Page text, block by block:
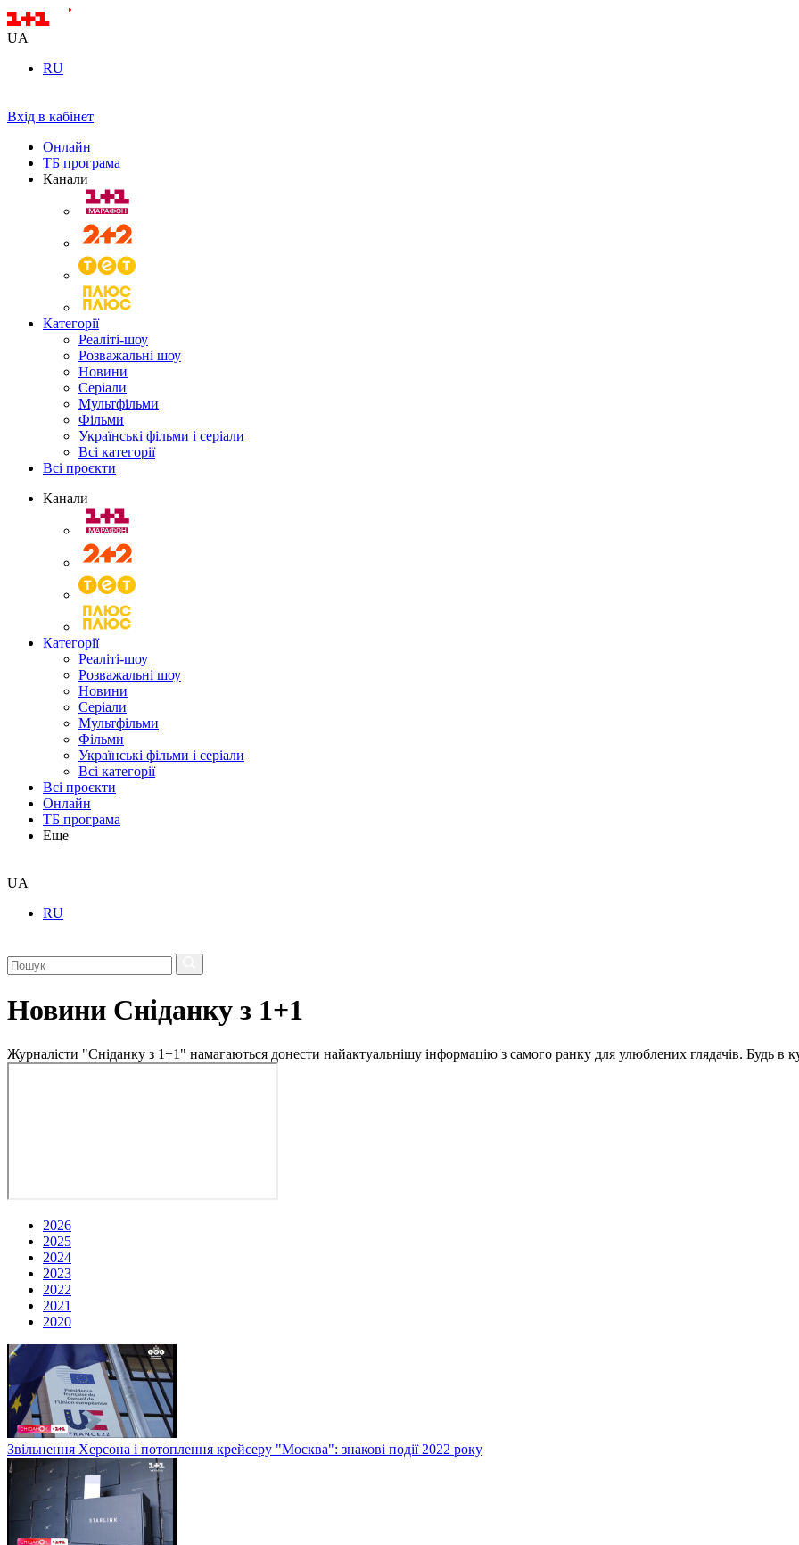
UA
RU
Вхід в кабінет
Онлайн
ТБ програма
Канали
Категорії
Реаліті-шоу
Розважальні шоу
Новини
Серіали
Мультфільми
Фільми
Українські фільми і серіали
Всі категорії
Всі проєкти
Канали
Категорії
Реаліті-шоу
Розважальні шоу
Новини
Серіали
Мультфільми
Фільми
Українські фільми і серіали
Всі категорії
Всі проєкти
Онлайн
ТБ програма
Еще
UA
RU
Новини Сніданку з 1+1
Журналісти "Сніданку з 1+1" намагаються донести найактуальнішу інформацію з самого ранку для улюблених глядачів. Будь в
2026
2025
2024
2023
2022
2021
2020
Звільнення Херсона і потоплення крейсеру "Москва": знакові події 2022 року